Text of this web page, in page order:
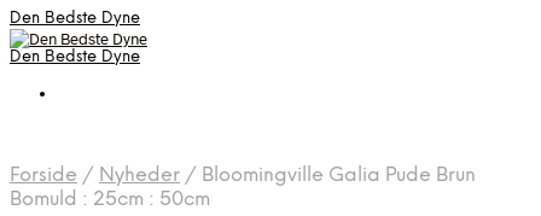
Den Bedste Dyne
Den Bedste Dyne
Forside / Nyheder / Bloomingville Galia Pude Brun
Bomuld : 25cm : 50cm